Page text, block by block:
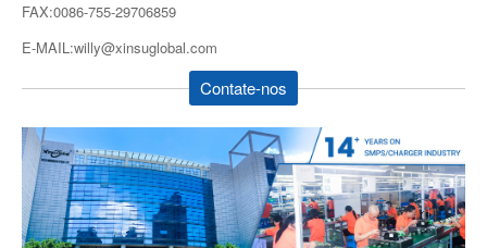
FAX:0086-755-29706859
E-MAIL:willy@xinsuglobal.com
Contate-nos